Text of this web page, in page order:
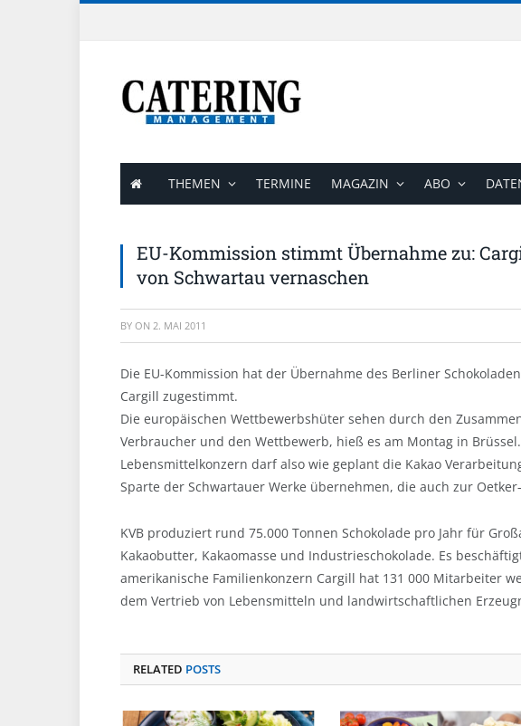
THEMEN TERMINE MAGAZIN ABO
EU-Kommission stimmt Übernahme zu:
von Schwartau vernaschen
BY ON 2. MAI 2011
Die EU-Kommission hat der Übernahme des Berliner
Cargill zugestimmt.
Die europäischen Wettbewerbshüter sehen durch den
Verbraucher und den Wettbewerb, hieß es am Montag in
Lebensmittelkonzern darf also wie geplant die Kakao
Sparte der Schwartauer Werke übernehmen, die auch zur
KVB produziert rund 75.000 Tonnen Schokolade pro Jahr für
Kakaobutter, Kakaomasse und Industrieschokolade. Es
amerikanische Familienkonzern Cargill hat 131 000 Mitarbeiter
dem Vertrieb von Lebensmitteln und landwirtschaftlichen
RELATED POSTS